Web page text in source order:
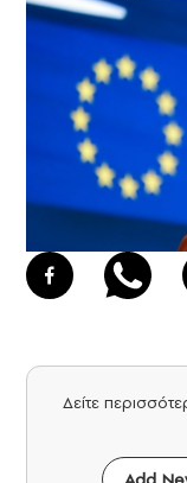
Δείτε